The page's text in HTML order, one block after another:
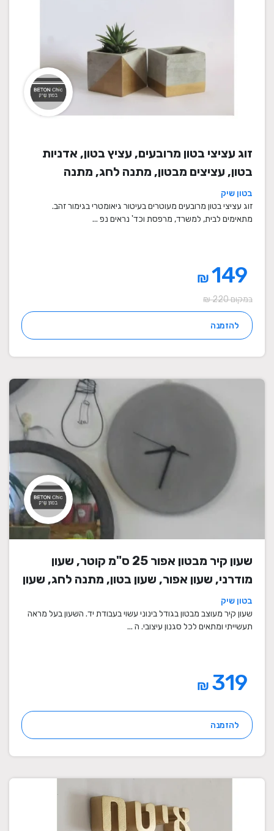
זוג עציצי בטון מרובעים, עציץ בטון, אדניות
בטון, עציצים מבטון, מתנה לחג, מתנה
לעובדים, מתנות לחנוכת בית, עציצים מתנה,
מתנה, מתנות מיוחדות
בטון שיק
זוג עציצי בטון מרובעים מעוטרים בעיטור גיאומטרי בגימור זהב.
מתאימים לבית, למשרד, מרפסת וכד' נראים נפ ...
₪
במקום 220 ₪
להזמנה
שעון קיר מבטון אפור 25 ס"מ קוטר, שעון
מודרני, שעון אפור, שעון בטון, מתנה לחג, שעון
מעוצב, שעון מיוחד, שעון תעשייתי, שעון לסלון,
שעון קיר
בטון שיק
שעון קיר מעוצב מבטון בגודל בינוני עשוי בעבודת יד. השעון בעל מראה
תעשייתי ומתאים לכל סגנון עיצובי. ה ...
₪
להזמנה